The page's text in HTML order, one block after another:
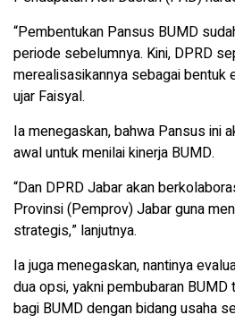
“Pembentukan Pansus BUMD
periode sebelumnya. Kini, DPRD
merealisasikannya sebagai bentuk
ujar Faisyal.
Ia menegaskan, bahwa Pansus ini
awal untuk menilai kinerja BUMD.
“Dan DPRD Jabar akan
Provinsi (Pemprov) Jabar guna
strategis,” lanjutnya.
Ia juga menegaskan, nantinya
dua opsi, yakni pembubaran
bagi BUMD dengan bidang usaha